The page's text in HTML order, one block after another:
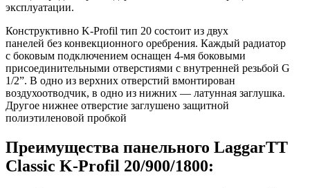
эксплуатации.
Конструктивно K-Profil тип 20 состоит из двух
панелей без конвекционного оребрения. Каждый радиатор
с боковым подключением оснащен 4-мя боковыми
присоединительными отверстиями с внутренней резьбой G
1/2”. В одно из верхних отверстий вмонтирован
воздухоотводчик, в одно из нижних — латунная заглушка.
Другое нижнее отверстие заглушено защитной
полиэтиленовой пробкой
Преимущества панельного LaggarTT
Classic K-Profil 20/900/1800: